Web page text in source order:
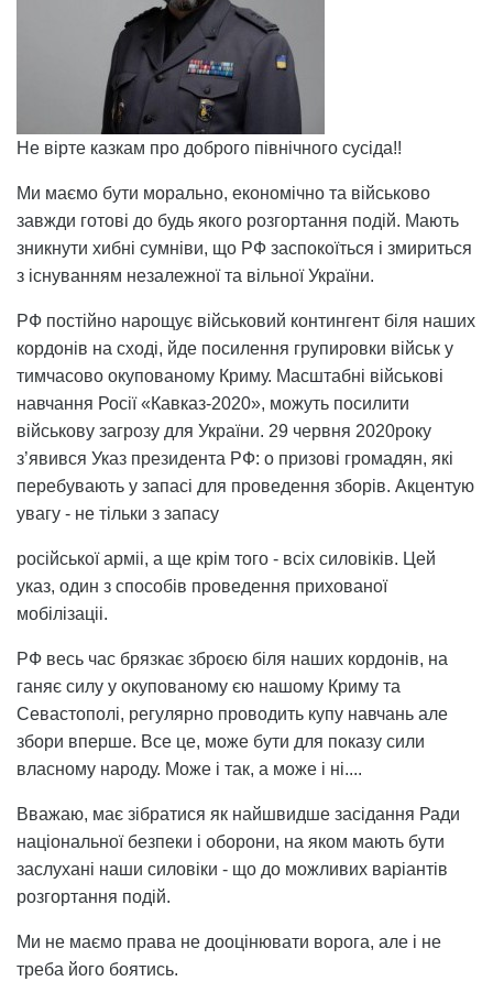
Не вірте казкам про доброго північного сусіда!!
Ми маємо бути морально, економічно та військово
завжди готові до будь якого розгортання подій. Мають
зникнути хибні сумніви, що РФ заспокоїться і змириться
з існуванням незалежної та вільної України.
РФ постійно нарощує військовий контингент біля наших
кордонів на сході, йде посилення групировки військ у
тимчасово окупованому Криму. Масштабні військові
навчання Росії «Кавказ-2020», можуть посилити
військову загрозу для України. 29 червня 2020року
з’явився Указ президента РФ: о призові громадян, які
перебувають у запасі для проведення зборів. Акцентую
увагу - не тільки з запасу
російської арміі, а ще крім того - всіх силовіків. Цей
указ, один з способів проведення прихованої
мобілізаціі.
РФ весь час брязкає зброєю біля наших кордонів, на
ганяє силу у окупованому єю нашому Криму та
Севастополі, регулярно проводить купу навчань але
збори вперше. Все це, може бути для показу сили
власному народу. Може і так, а може і ні....
Вважаю, має зібратися як найшвидше засідання Ради
національної безпеки і оборони, на яком мають бути
заслухані наши силовіки - що до можливих варіантів
розгортання подій.
Ми не маємо права не дооцінювати ворога, але і не
треба його боятись.